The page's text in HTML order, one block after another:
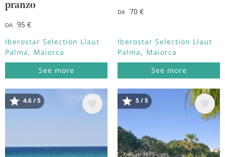
pranzo
DA
95 €
Iberostar Selection Llaut
Palma
Maiorca
See more
DA 70 €
Iberostar Selection Llaut
Palma
Maiorca
See more
Immagine
4.6 / 5 Immagine
5 / 5